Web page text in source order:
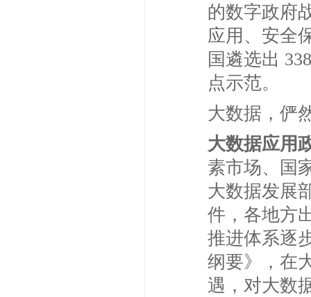
的数字政府
应用、安全
国遴选出
点示范。
大数据，俨
大数据应用
素市场、国
大数据发展
件，各地方
推进体系逐
纲要》，在
遇，对大数